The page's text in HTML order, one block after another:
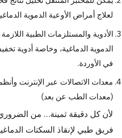
لعلاج أمراض الأوعية الدموية
الأدوية والمستلزمات الطبية
الدموية الدماغية، وخاصة أدوية
في الأوردة.
معدات الاتصالات عبر الإنترنت
(معدات الطب عن بعد)
لأن كل دقيقة ثمينة… من
فريق طبي لإنقاذ السكتات